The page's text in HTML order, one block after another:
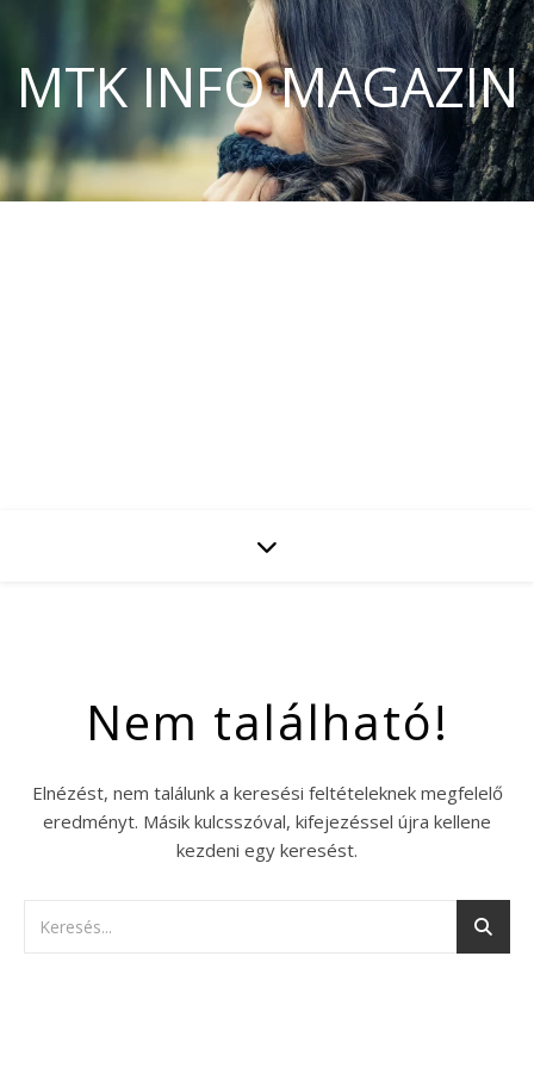
MTK INFO MAGAZIN
Nem található!
Elnézést, nem találunk a keresési feltételeknek megfelelő
eredményt. Másik kulcsszóval, kifejezéssel újra kellene
kezdeni egy keresést.